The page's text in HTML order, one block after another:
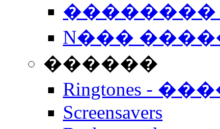
��������
N���
������
Ringtones -
Screensavers